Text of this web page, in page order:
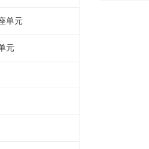
螺母
单元
元
元
紧定套的圆锥孔轴承
定套的圆锥孔调心滚子轴承